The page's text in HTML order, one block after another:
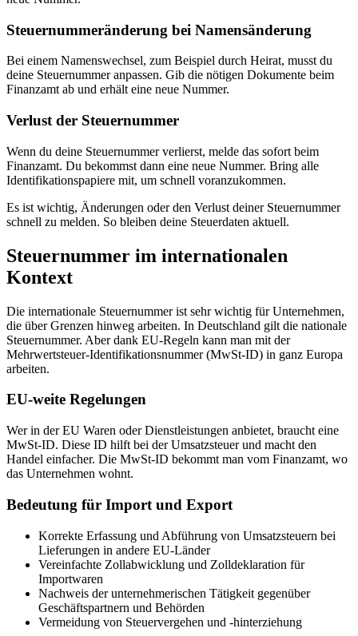
Steuernummeränderung bei Namensänderung
Bei einem Namenswechsel, zum Beispiel durch Heirat, musst du
deine Steuernummer anpassen. Gib die nötigen Dokumente beim
Finanzamt ab und erhält eine neue Nummer.
Verlust der Steuernummer
Wenn du deine Steuernummer verlierst, melde das sofort beim
Finanzamt. Du bekommst dann eine neue Nummer. Bring alle
Identifikationspapiere mit, um schnell voranzukommen.
Es ist wichtig, Änderungen oder den Verlust deiner Steuernummer
schnell zu melden. So bleiben deine Steuerdaten aktuell.
Steuernummer im internationalen
Kontext
Die internationale Steuernummer ist sehr wichtig für Unternehmen,
die über Grenzen hinweg arbeiten. In Deutschland gilt die nationale
Steuernummer. Aber dank EU-Regeln kann man mit der
Mehrwertsteuer-Identifikationsnummer (MwSt-ID) in ganz Europa
arbeiten.
EU-weite Regelungen
Wer in der EU Waren oder Dienstleistungen anbietet, braucht eine
MwSt-ID. Diese ID hilft bei der Umsatzsteuer und macht den
Handel einfacher. Die MwSt-ID bekommt man vom Finanzamt, wo
das Unternehmen wohnt.
Bedeutung für Import und Export
Korrekte Erfassung und Abführung von Umsatzsteuern bei
Lieferungen in andere EU-Länder
Vereinfachte Zollabwicklung und Zolldeklaration für
Importwaren
Nachweis der unternehmerischen Tätigkeit gegenüber
Geschäftspartnern und Behörden
Vermeidung von Steuervergehen und -hinterziehung